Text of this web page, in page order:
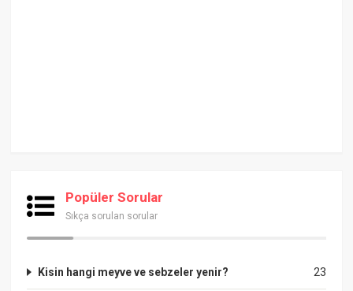
Popüler Sorular
Sıkça sorulan sorular
23
Kisin hangi meyve ve sebzeler yenir?